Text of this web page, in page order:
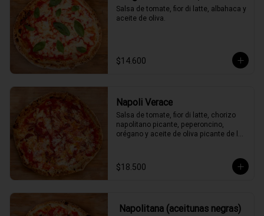
Salsa de tomate, fior di latte, albahaca y
aceite de oliva.
$14.600
Napoli Verace
Salsa de tomate, fior di latte, chorizo
napolitano picante, peperoncino,
orégano y aceite de oliva picante de la
$18.500
Napolitana (aceitunas negras)